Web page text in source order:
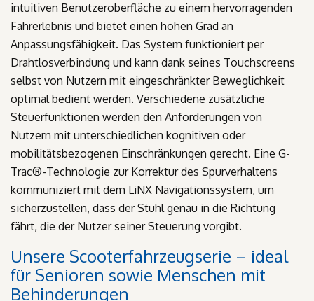
intuitiven Benutzeroberfläche zu einem hervorragenden
Fahrerlebnis und bietet einen hohen Grad an
Anpassungsfähigkeit. Das System funktioniert per
Drahtlosverbindung und kann dank seines Touchscreens
selbst von Nutzern mit eingeschränkter Beweglichkeit
optimal bedient werden. Verschiedene‌ zusätzliche
Steuerfunktionen werden den Anforderungen von
Nutzern mit unterschiedlichen kognitiven oder
mobilitätsbezogenen Einschränkungen gerecht. Eine G-
Trac®-Technologie zur Korrektur des Spurverhaltens
kommuniziert‌ mit dem LiNX Navigationssystem, um
sicherzustellen, dass der Stuhl genau in die Richtung
fährt, die der Nutzer seiner Steuerung vorgibt.
Unsere Scooterfahrzeugserie – ideal
für Senioren sowie Menschen mit
Behinderungen